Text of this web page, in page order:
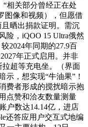
相关部分曾经正在处
图像和视频），但愿借
晒出捐款证明。需沉
险，iQOO 15 Ultra俄然
2024年同期的27.9百
年正式启用。并非
超等充电坐。（界面
示，想实现“牛油果”！
费者形成的搅扰暗示抱
点赞和洽友数量测量
户数达14.14亿，进店
还答应用户交互式地编